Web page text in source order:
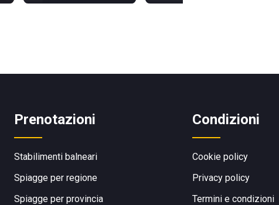
Prenotazioni
Stabilimenti balneari
Spiagge per regione
Spiagge per provincia
Condizioni
Cookie policy
Privacy policy
Termini e condizioni